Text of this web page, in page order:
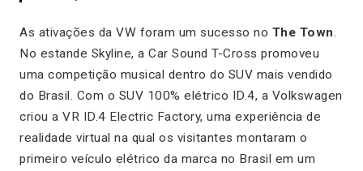
As ativações da VW foram um sucesso no The Town.
No estande Skyline, a Car Sound T-Cross promoveu
uma competição musical dentro do SUV mais vendido
do Brasil. Com o SUV 100% elétrico ID.4, a Volkswagen
criou a VR ID.4 Electric Factory, uma experiência de
realidade virtual na qual os visitantes montaram o
primeiro veículo elétrico da marca no Brasil em um